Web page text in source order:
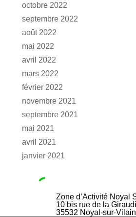
octobre 2022
septembre 2022
août 2022
mai 2022
avril 2022
mars 2022
février 2022
novembre 2021
septembre 2021
mai 2021
avril 2021
janvier 2021
Zone d’Activité Noyal
10 bis rue de la
35532 Noyal-sur-